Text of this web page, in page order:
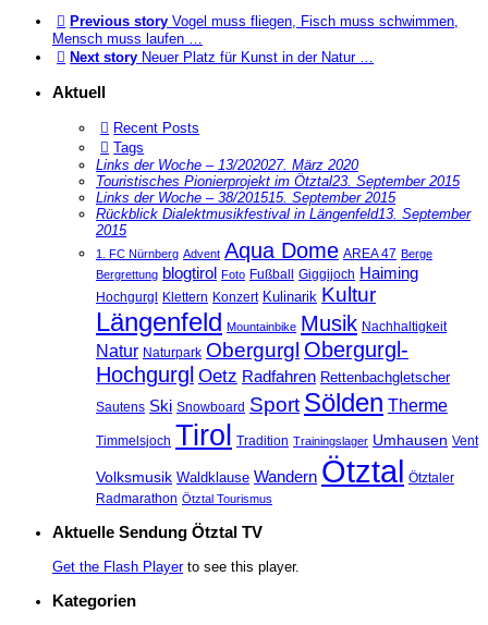
Previous story Vogel muss fliegen, Fisch muss schwimmen,
Mensch muss laufen …
Next story Neuer Platz für Kunst in der Natur …
Aktuell
Recent Posts
Tags
Links der Woche – 13/202027. März 2020
Touristisches Pionierprojekt im Ötztal23. September 2015
Links der Woche – 38/201515. September 2015
Rückblick Dialektmusikfestival in Längenfeld13. September
2015
1. FC Nürnberg Advent Aqua Dome AREA 47 Berge
Bergrettung blogtirol Foto Fußball Giggijoch Haiming
Hochgurgl Klettern Konzert Kulinarik Kultur
Längenfeld Mountainbike Musik Nachhaltigkeit
Natur Naturpark Obergurgl Obergurgl-
Hochgurgl Oetz Radfahren Rettenbachgletscher
Sautens Ski Snowboard Sport Sölden Therme
Timmelsjoch Tirol Tradition Trainingslager Umhausen Vent
Volksmusik Waldklause Wandern Ötztal Ötztaler
Radmarathon Ötztal Tourismus
Aktuelle Sendung Ötztal TV
Get the Flash Playerto see this player.
Kategorien